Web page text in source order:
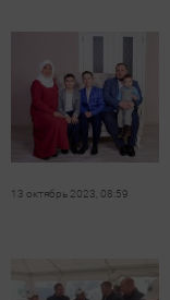
13 октябрь 2023, 08:59